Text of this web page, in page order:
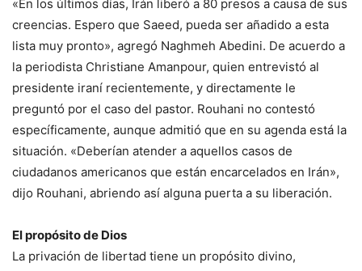
«En los últimos días, Irán liberó a 80 presos a causa de sus
creencias. Espero que Saeed, pueda ser añadido a esta
lista muy pronto», agregó Naghmeh Abedini. De acuerdo a
la periodista Christiane Amanpour, quien entrevistó al
presidente iraní recientemente, y directamente le
preguntó por el caso del pastor. Rouhani no contestó
específicamente, aunque admitió que en su agenda está la
situación. «Deberían atender a aquellos casos de
ciudadanos americanos que están encarcelados en Irán»,
dijo Rouhani, abriendo así alguna puerta a su liberación.
El propósito de Dios
La privación de libertad tiene un propósito divino,